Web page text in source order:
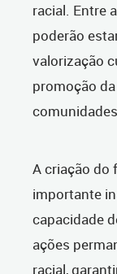
racial. Entre
poderão
valorização
promoção
A criação do
importante
capacidade
ações
racial,